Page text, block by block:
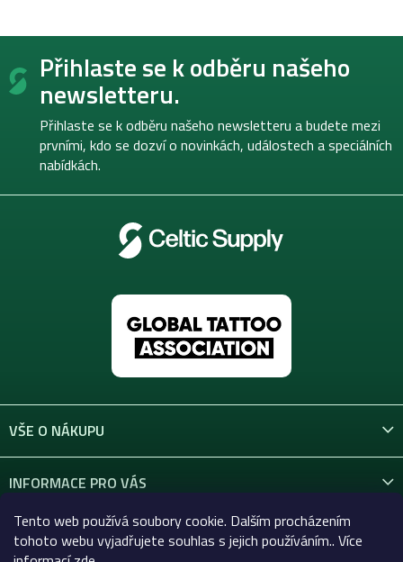
Tento web používá soubory cookie. Dalším procházením
tohoto webu vyjadřujete souhlas s jejich používáním.. Více
Z
Přihlaste se k odběru našeho
newsletteru.
Přihlaste se k odběru našeho newsletteru a budete mezi
prvními, kdo se dozví o novinkách, událostech a speciálních
nabídkách.
VŠE O NÁKUPU
INFORMACE PRO VÁS
KONTAKT